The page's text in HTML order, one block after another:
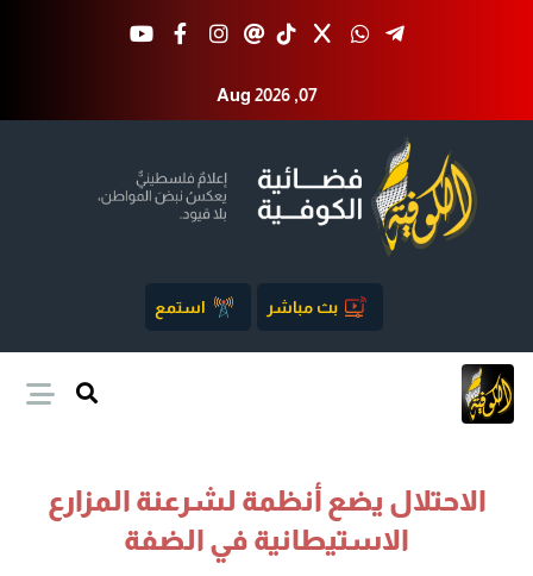
Aug 2026 ,07
بث مباشر استمع
الاحتلال يضع أنظمة لشرعنة المزارع
الاستيطانية في الضفة